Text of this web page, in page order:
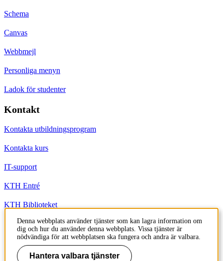
Schema
Canvas
Webbmejl
Personliga menyn
Ladok för studenter
Kontakt
Kontakta utbildningsprogram
Kontakta kurs
IT-support
KTH Entré
KTH Biblioteket
KTH
100 44 Stockholm
+46 8 790 60 00
info@kth.se
Denna webbplats använder tjänster som kan lagra information om
dig och hur du använder denna webbplats. Vissa tjänster är
nödvändiga för att webbplatsen ska fungera och andra är valbara.
Hantera valbara tjänster